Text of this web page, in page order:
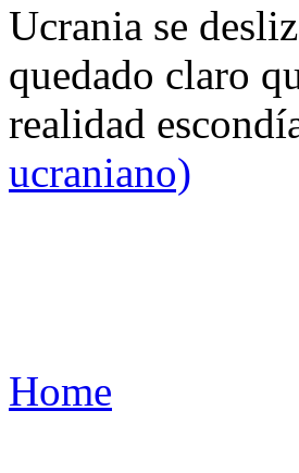
Ucrania se
quedado claro
realidad
ucraniano)
Home